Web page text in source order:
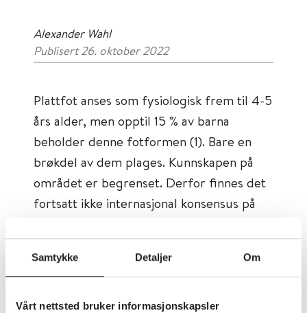
Samtykke Detaljer Om
Vårt nettsted bruker informasjonskapsler
Alexander Wahl
Publisert 26. oktober 2022
Plattfot anses som fysiologisk frem til 4-5
års alder, men opptil 15 % av barna
beholder denne fotformen (1). Bare en
brøkdel av dem plages. Kunnskapen på
området er begrenset. Derfor finnes det
fortsatt ikke internasjonal konsensus på
brukes.
I Norge anbefales gode sko med stabil
hælkappe og såler ved myk plattfot uten